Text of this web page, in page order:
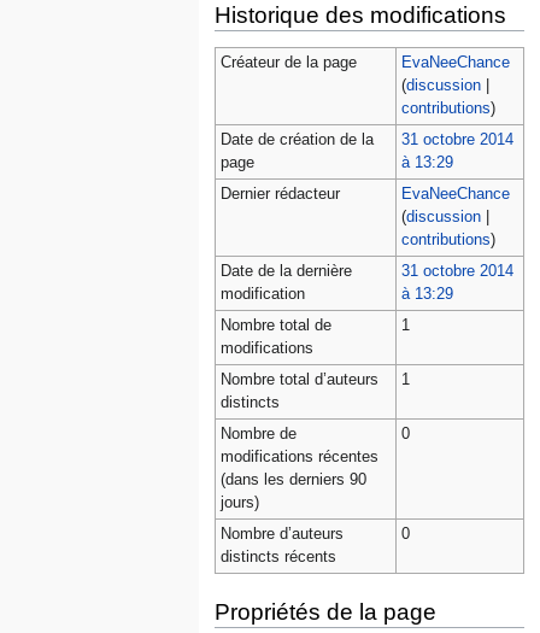
Historique des modifications
Créateur de la page
EvaNeeChance
(discussion|
contributions)
Date de création de la
page
31 octobre 2014
à 13:29
Dernier rédacteur
EvaNeeChance
(discussion|
contributions)
Date de la dernière
modification
31 octobre 2014
à 13:29
Nombre total de
modifications
1
Nombre total d’auteurs
distincts
1
Nombre de
modifications récentes
(dans les derniers 90
jours)
0
Nombre d’auteurs
distincts récents
0
Propriétés de la page